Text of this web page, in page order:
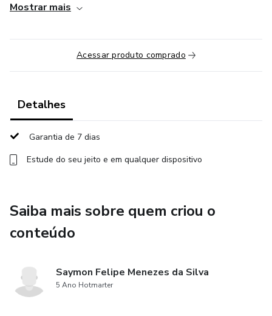
nutritivos que
Mostrar mais
Acessar produto comprado
Detalhes
Garantia de 7 dias
Estude do seu jeito e em qualquer dispositivo
Saiba mais sobre quem criou o
conteúdo
Saymon Felipe Menezes da Silva
5 Ano Hotmarter